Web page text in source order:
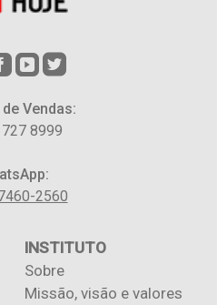
Vendas:
8999
2560
INSTITUTO
Sobre
Missão, visão e valores